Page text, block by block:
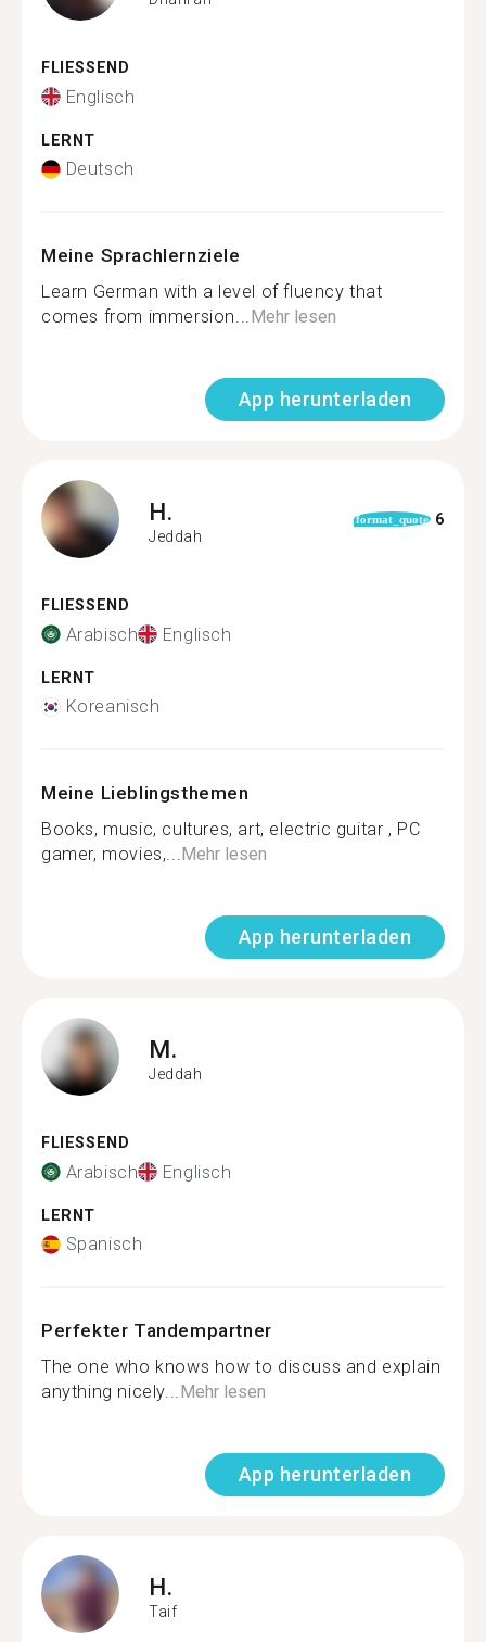
FLIESSEND
Englisch
LERNT
Deutsch
Meine Sprachlernziele
Learn German with a level of fluency that
comes from immersion...Mehr lesen
App herunterladen
H.
Jeddah
format_quote 6
FLIESSEND
Arabisch Englisch
LERNT
Koreanisch
Meine Lieblingsthemen
Books, music, cultures, art, electric guitar , PC
gamer, movies,...Mehr lesen
App herunterladen
M.
Jeddah
FLIESSEND
Arabisch Englisch
LERNT
Spanisch
Perfekter Tandempartner
The one who knows how to discuss and explain
anything nicely...Mehr lesen
App herunterladen
H.
Taif